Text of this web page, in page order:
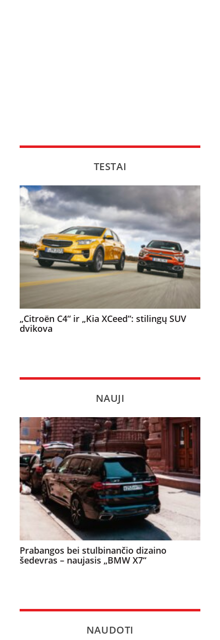
TESTAI
„Citroën C4“ ir „Kia XCeed“: stilingų SUV
dvikova
NAUJI
Prabangos bei stulbinančio dizaino
šedevras – naujasis „BMW X7“
NAUDOTI